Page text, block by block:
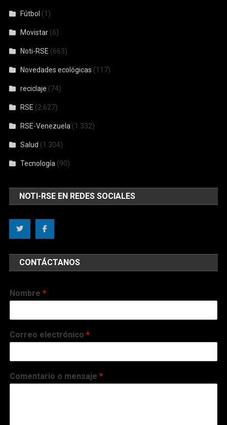
Fútbol (1)
Movistar (6)
Noti-RSE (663)
Novedades ecológicas (117)
reciclaje (74)
RSE (2.627)
RSE-Venezuela (1.332)
Salud (1.304)
Tecnología (90)
NOTI-RSE EN REDES SOCIALES
CONTÁCTANOS
Nombre*
Correo electrónico*
Comentario o mensaje*